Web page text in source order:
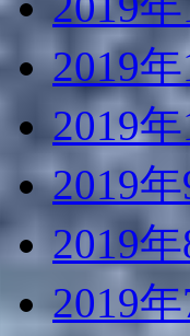
2019年
2019年
2019
2019年
2019年